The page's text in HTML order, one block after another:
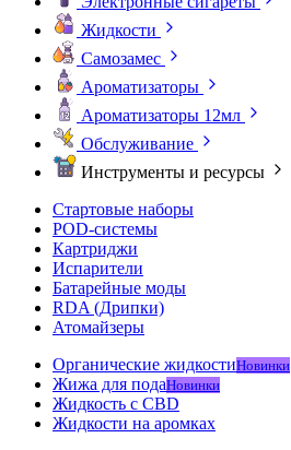
Жидкости
Самозамес
Ароматизаторы
Ароматизаторы 12мл
Обслуживание
Инструменты и ресурсы
Стартовые наборы
POD-системы
Картриджи
Испарители
Батарейные моды
RDA (Дрипки)
Атомайзеры
Органические жидкостиНовинки
Жижа для подаНовинки
Жидкость с CBD
Жидкости на аромках